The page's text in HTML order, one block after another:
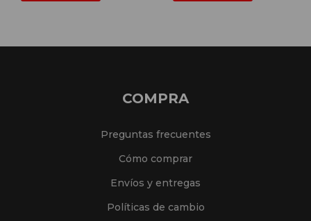
COMPRA
Preguntas frecuentes
Cómo comprar
Envíos y entregas
Políticas de cambio